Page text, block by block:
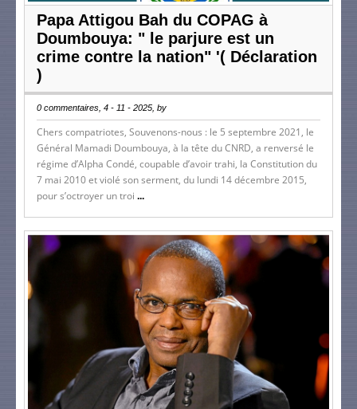
Papa Attigou Bah du COPAG à
Doumbouya: " le parjure est un
crime contre la nation" '( Déclaration
)
0 commentaires, 4 - 11 - 2025, by
Chers compatriotes, Souvenons-nous : le 5 septembre 2021, le
Général Mamadi Doumbouya, à la tête du CNRD, a renversé le
régime d’Alpha Condé, coupable d’avoir trahi, la Constitution du
7 mai 2010 et violé son serment, du lundi 14 décembre 2015,
pour s’octroyer un troi ...